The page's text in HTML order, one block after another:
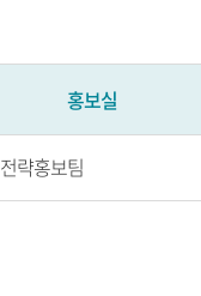
홍보실
전략홍보팀